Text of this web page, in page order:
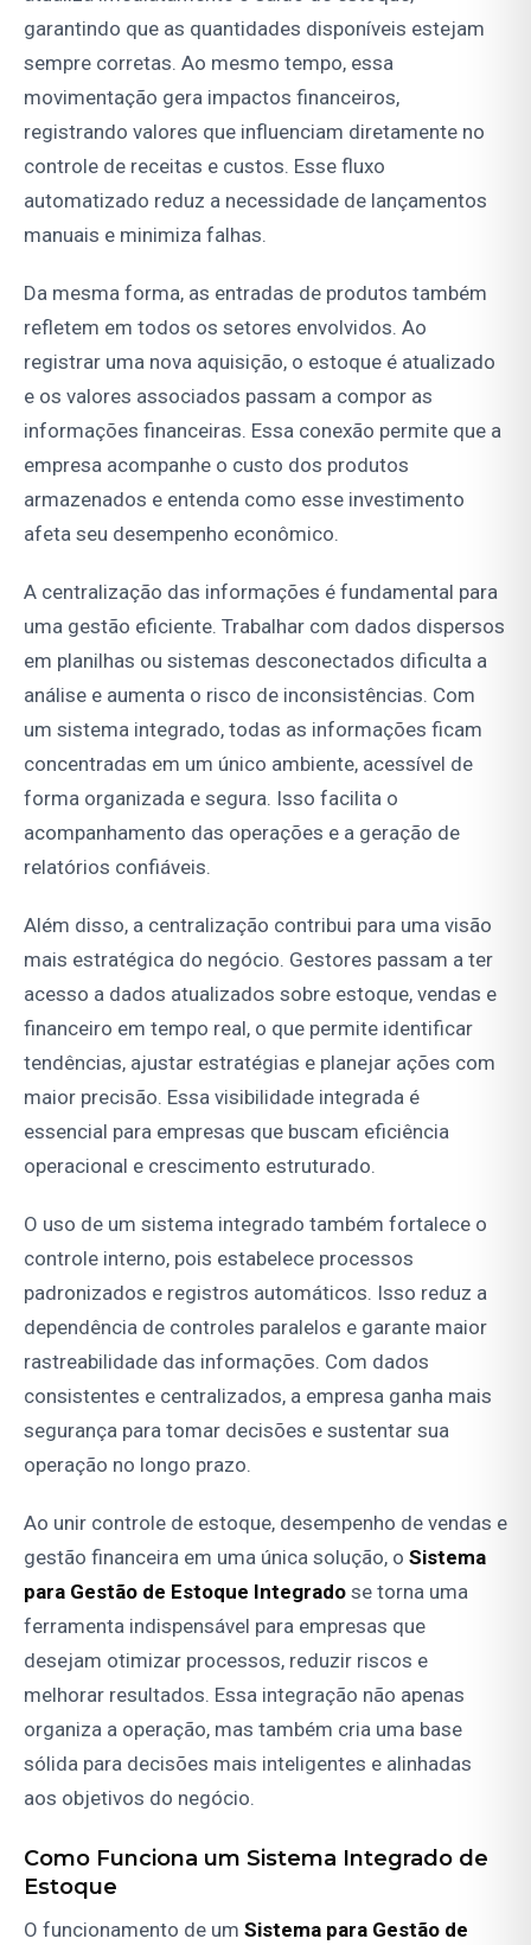
garantindo que as quantidades disponíveis estejam
sempre corretas. Ao mesmo tempo, essa
movimentação gera impactos financeiros,
registrando valores que influenciam diretamente no
controle de receitas e custos. Esse fluxo
automatizado reduz a necessidade de lançamentos
manuais e minimiza falhas.
Da mesma forma, as entradas de produtos também
refletem em todos os setores envolvidos. Ao
registrar uma nova aquisição, o estoque é atualizado
e os valores associados passam a compor as
informações financeiras. Essa conexão permite que a
empresa acompanhe o custo dos produtos
armazenados e entenda como esse investimento
afeta seu desempenho econômico.
A centralização das informações é fundamental para
uma gestão eficiente. Trabalhar com dados dispersos
em planilhas ou sistemas desconectados dificulta a
análise e aumenta o risco de inconsistências. Com
um sistema integrado, todas as informações ficam
concentradas em um único ambiente, acessível de
forma organizada e segura. Isso facilita o
acompanhamento das operações e a geração de
relatórios confiáveis.
Além disso, a centralização contribui para uma visão
mais estratégica do negócio. Gestores passam a ter
acesso a dados atualizados sobre estoque, vendas e
financeiro em tempo real, o que permite identificar
tendências, ajustar estratégias e planejar ações com
maior precisão. Essa visibilidade integrada é
essencial para empresas que buscam eficiência
operacional e crescimento estruturado.
O uso de um sistema integrado também fortalece o
controle interno, pois estabelece processos
padronizados e registros automáticos. Isso reduz a
dependência de controles paralelos e garante maior
rastreabilidade das informações. Com dados
consistentes e centralizados, a empresa ganha mais
segurança para tomar decisões e sustentar sua
operação no longo prazo.
Ao unir controle de estoque, desempenho de vendas e
gestão financeira em uma única solução, o Sistema
para Gestão de Estoque Integrado se torna uma
ferramenta indispensável para empresas que
desejam otimizar processos, reduzir riscos e
melhorar resultados. Essa integração não apenas
organiza a operação, mas também cria uma base
sólida para decisões mais inteligentes e alinhadas
aos objetivos do negócio.
Como Funciona um Sistema Integrado de
Estoque
O funcionamento de um Sistema para Gestão de